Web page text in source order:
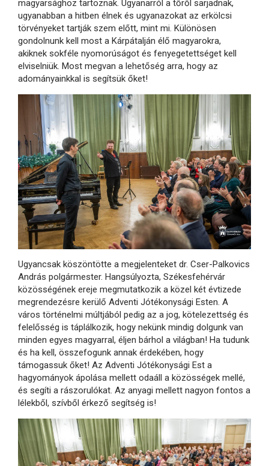
magyarsághoz tartoznak. Ugyanarról a tőről sarjadnak,
ugyanabban a hitben élnek és ugyanazokat az erkölcsi
törvényeket tartják szem előtt, mint mi. Különösen
gondolnunk kell most a Kárpátalján élő magyarokra,
akiknek sokféle nyomorúságot és fenyegetettséget kell
elviselniük. Most megvan a lehetőség arra, hogy az
adományainkkal is segítsük őket!
Ugyancsak köszöntötte a megjelenteket dr. Cser-Palkovics
András polgármester. Hangsúlyozta, Székesfehérvár
közösségének ereje megmutatkozik a közel két évtizede
megrendezésre kerülő Adventi Jótékonysági Esten. A
város történelmi múltjából pedig az a jog, kötelezettség és
felelősség is táplálkozik, hogy nekünk mindig dolgunk van
minden egyes magyarral, éljen bárhol a világban! Ha tudunk
és ha kell, összefogunk annak érdekében, hogy
támogassuk őket! Az Adventi Jótékonysági Est a
hagyományok ápolása mellett odaáll a közösségek mellé,
és segíti a rászorulókat. Az anyagi mellett nagyon fontos a
lélekből, szívből érkező segítség is!